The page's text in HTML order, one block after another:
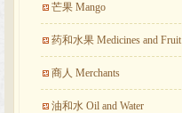
芒果 Mango
药和水果 Medicines and Fruit
商人 Merchants
油和水 Oil and Water